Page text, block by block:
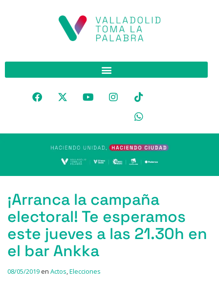
¡Arranca la campaña
electoral! Te esperamos
este jueves a las 21.30h en
el bar Ankka
08/05/2019en Actos,Elecciones